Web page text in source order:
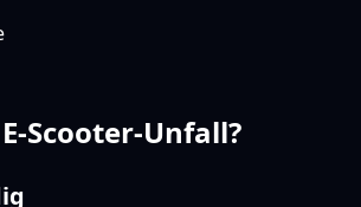
Scooter-Unfall?